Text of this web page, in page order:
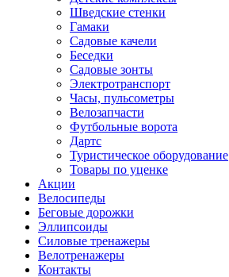
Шведские стенки
Гамаки
Садовые качели
Беседки
Садовые зонты
Электротранспорт
Часы, пульсометры
Велозапчасти
Футбольные ворота
Дартс
Туристическое оборудование
Товары по уценке
Акции
Велосипеды
Беговые дорожки
Эллипсоиды
Силовые тренажеры
Велотренажеры
Контакты